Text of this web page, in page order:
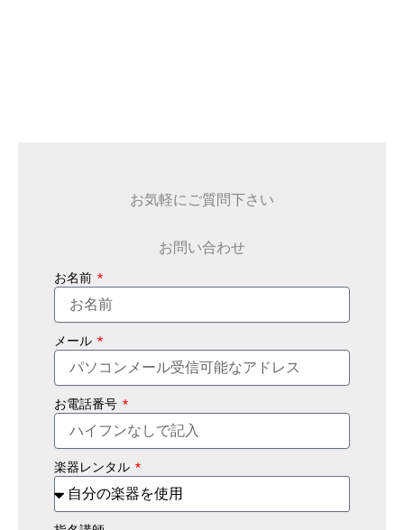
お気軽にご質問下さい
お問い合わせ
お名前
メール
お電話番号
楽器レンタル